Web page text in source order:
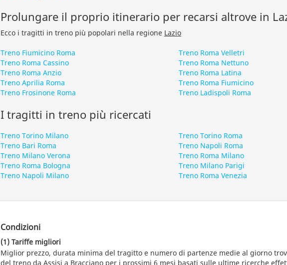
Prolungare il proprio itinerario per recarsi altrove in
Ecco i tragitti in treno più popolari nella regione Lazio
Treno Fiumicino Roma
Treno Roma Cassino
Treno Roma Anzio
Treno Aprilia Roma
Treno Frosinone Roma
Treno Roma Velletri
Treno Roma Nettuno
Treno Roma Latina
Treno Roma Fiumicino
Treno Ladispoli Roma
I tragitti in treno più ricercati
Treno Torino Milano
Treno Bari Roma
Treno Milano Verona
Treno Roma Bologna
Treno Napoli Milano
Treno Torino Roma
Treno Napoli Roma
Treno Roma Milano
Treno Milano Parigi
Treno Roma Venezia
Condizioni
(1) Tariffe migliori
Miglior prezzo, durata minima del tragitto e numero di partenze medie al giorno
del treno da Assisi a Bracciano per i prossimi 6 mesi basati sulle ultime ricerche